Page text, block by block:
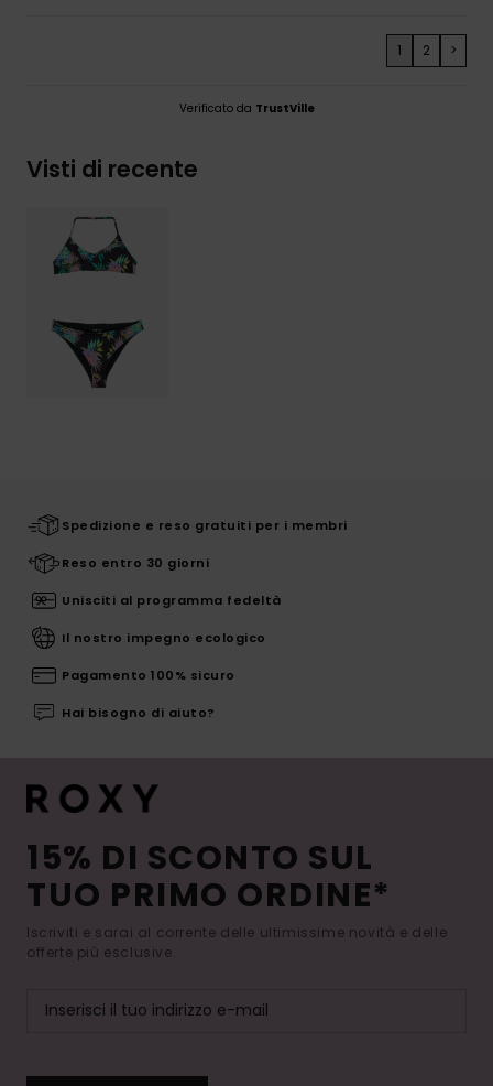
1 2 >
Verificato da TrustVille
Visti di recente
Spedizione e reso gratuiti per i membri
Reso entro 30 giorni
Unisciti al programma fedeltà
Il nostro impegno ecologico
Pagamento 100% sicuro
Hai bisogno di aiuto?
15% DI SCONTO SUL
TUO PRIMO ORDINE*
Iscriviti e sarai al corrente delle ultimissime novità e delle
offerte più esclusive.